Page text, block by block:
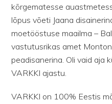
kõrgematesse
lõpus võeti Jaana
moetööstuse maailma –
vastutusrikas amet
peadisanerina. Oli vaid aja
VARKKI ajastu.
VARKKI on 100% Eestis